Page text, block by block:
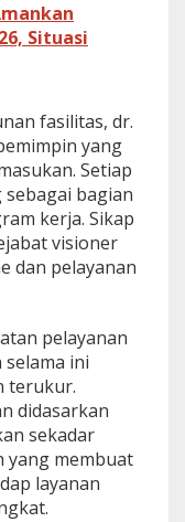
Situasi
fasilitas, dr.
yang
Setiap
bagian
kerja. Sikap
visioner
dan pelayanan
pelayanan
ini
terukur.
didasarkan
sekadar
yang membuat
layanan